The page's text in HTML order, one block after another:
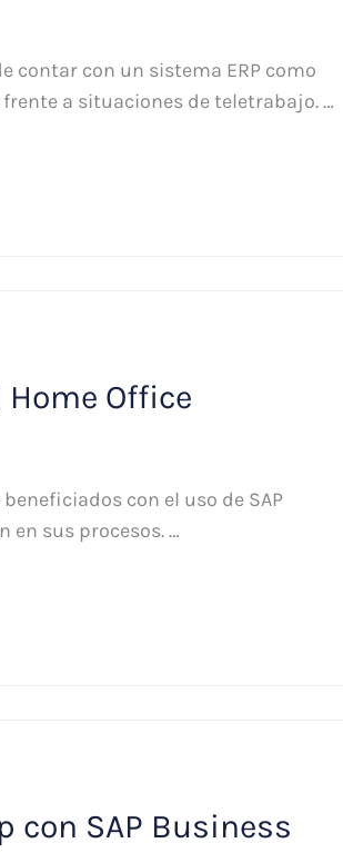
contar con un sistema ERP como
a situaciones de teletrabajo. …
Home Office
con el uso de SAP
en sus procesos. …
con SAP Business